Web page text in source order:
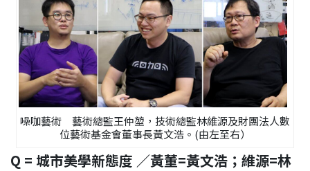
噪咖藝術 藝術總監王仲堃，技術總監林維源及財團法人數
位藝術基金會董事長黃文浩。(由左至右）
Q = 城市美學新態度 ／黃董=黃文浩；維源=林